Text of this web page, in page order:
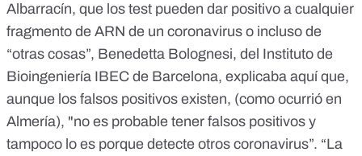
Albarracín, que los test pueden dar positivo a cualquier
fragmento de ARN de un coronavirus o incluso de
“otras cosas”, Benedetta Bolognesi, del Instituto de
Bioingeniería IBEC de Barcelona, explicaba aquíque,
aunque los falsos positivos existen, (como ocurrió en
Almería), "no es probable tener falsos positivos y
tampoco lo es porque detecte otros coronavirus”. “La